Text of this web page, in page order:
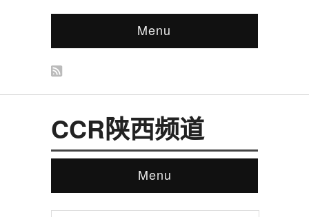
Menu
CCR陕西频道
Menu